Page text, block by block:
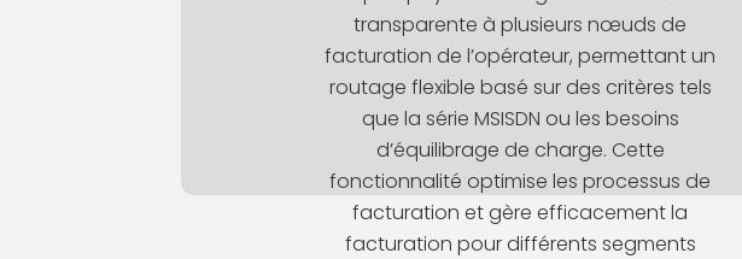
transparente à plusieurs nœuds de
facturation de l’opérateur, permettant un
routage flexible basé sur des critères tels
que la série MSISDN ou les besoins
d’équilibrage de charge. Cette
fonctionnalité optimise les processus de
facturation et gère efficacement la
facturation pour différents segments